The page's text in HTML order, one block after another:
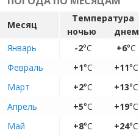
Месяц
Температура
ночью
днем
Январь
-2°C +6°C
Февраль
+1°C +11°C
Март
+2°C +13°C
Апрель
+5°C +19°C
Май
+8°C +24°C